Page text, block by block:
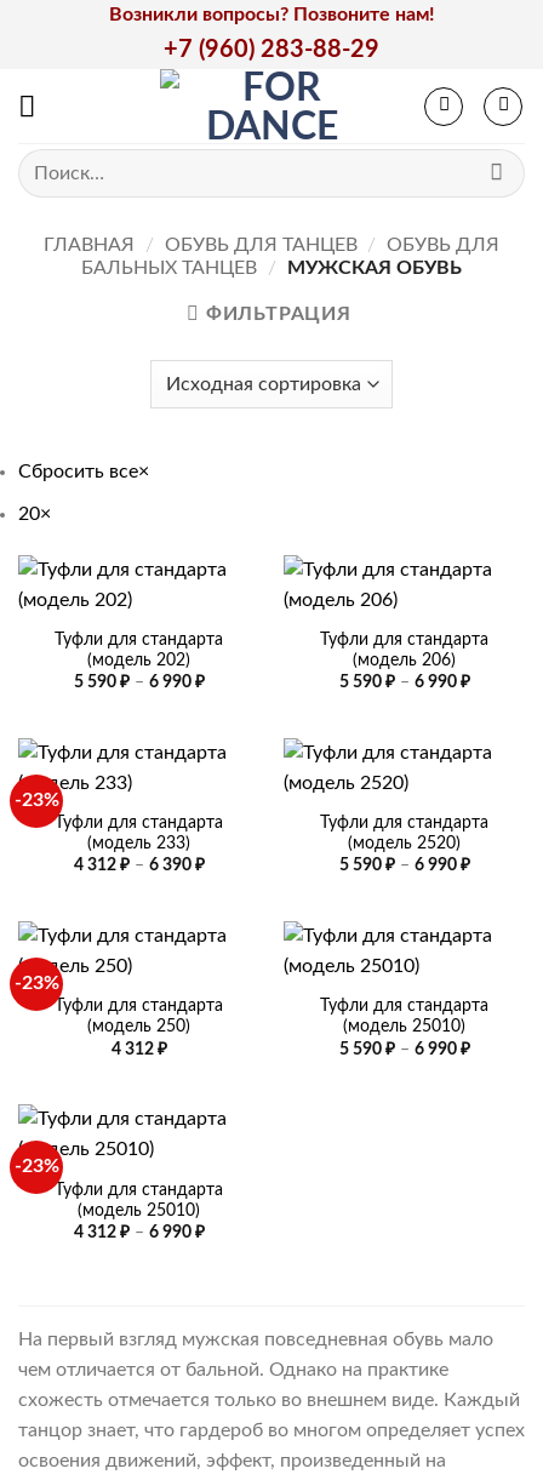
Возникли вопросы? Позвоните нам!
+7 (960) 283-88-29
Искать:
ГЛАВНАЯ / ОБУВЬ ДЛЯ ТАНЦЕВ /
ОБУВЬ ДЛЯ
БАЛЬНЫХ ТАНЦЕВ
/ МУЖСКАЯ ОБУВЬ
ФИЛЬТРАЦИЯ
Сбросить все×
20×
Туфли для стандарта
(модель 202)
5 590 ₽ – 6 990 ₽Диапазон
6
Туфли для стандарта
(модель 206)
5 590 ₽ – 6 990 ₽
6
-23%
Туфли для стандарта
(модель 233)
4 312 ₽ – 6 390 ₽Диапазон
6
Туфли для стандарта
(модель 2520)
5 590 ₽ – 6 990 ₽
6
-23%
Туфли для стандарта
(модель 250)
4 312 ₽
Туфли для стандарта
(модель 25010)
5 590 ₽ – 6 990 ₽
-23%
Туфли для стандарта
(модель 25010)
4 312 ₽ – 6 990 ₽Диапазон
На первый взгляд мужская повседневная обувь мало
чем отличается от бальной. Однако на практике
схожесть отмечается только во внешнем виде. Каждый
танцор знает, что гардероб во многом определяет успех
освоения движений, эффект, произведенный на